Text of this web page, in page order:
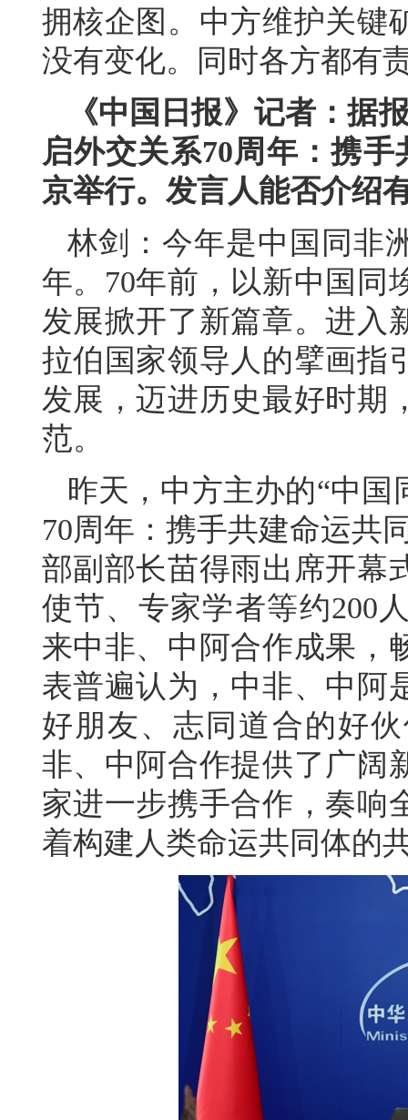
拥核企图。中方维护关键
没有变化。同时各方都有
《中国日报》记者：据
启外交关系70周年：携
京举行。发言人能否介绍
林剑：今年是中国同非
年。70年前，以新中国同
发展掀开了新篇章。进入
拉伯国家领导人的擘画指
发展，迈进历史最好时期
范。
昨天，中方主办的“中
70周年：携手共建命运共
部副部长苗得雨出席开幕
使节、专家学者等约200
来中非、中阿合作成果，
表普遍认为，中非、中阿
好朋友、志同道合的好
非、中阿合作提供了广阔
家进一步携手合作，奏响
着构建人类命运共同体的